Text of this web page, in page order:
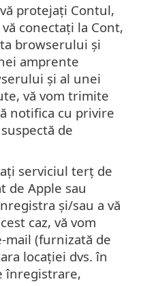
protejați Contul,
conectați la Cont,
browserului și
amprente
și al unei
vă vom trimite
notifica cu privire
de
serviciul terț de
de Apple sau
și/sau a vă
caz, vă vom
mail (furnizată de
locației dvs. în
înregistrare,